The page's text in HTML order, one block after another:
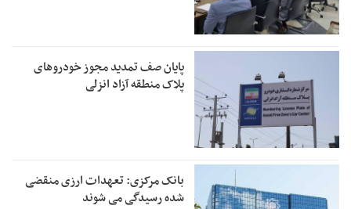
پایان صف تمدید مجوز خودروهای
پلاک منطقه آزاد انزلی
بانک مرکزی: تعهدات ارزی منقضی
شده رسیدگی می شوند